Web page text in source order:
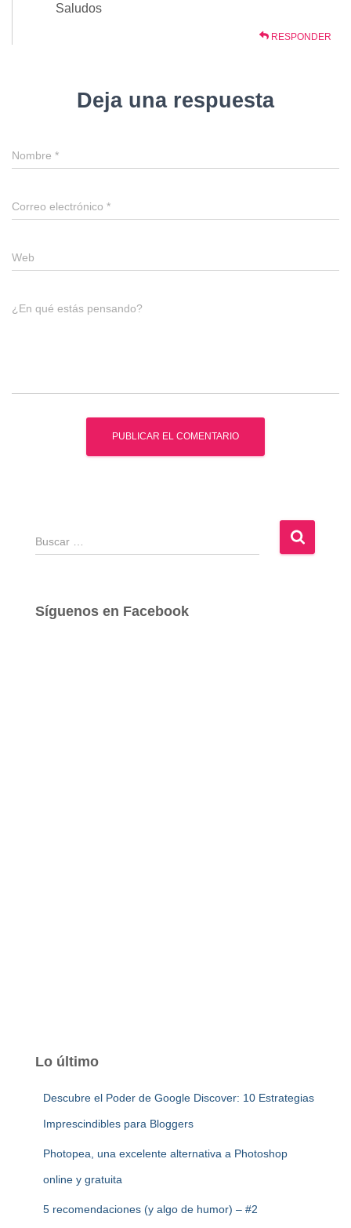
Saludos
RESPONDER
Deja una respuesta
Nombre *
Correo electrónico *
Web
¿En qué estás pensando?
B
u
a
Síguenos en Facebook
Lo último
Descubre el Poder de Google Discover: 10 Estrategias
Imprescindibles para Bloggers
Photopea, una excelente alternativa a Photoshop
online y gratuita
5 recomendaciones (y algo de humor) – #2